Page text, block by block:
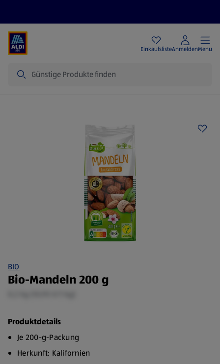
EinkaufslisteAnmeldenMenu
BIO
Bio-Mandeln 200 g
Produktdetails
Je 200-g-Packung
Herkunft: Kalifornien